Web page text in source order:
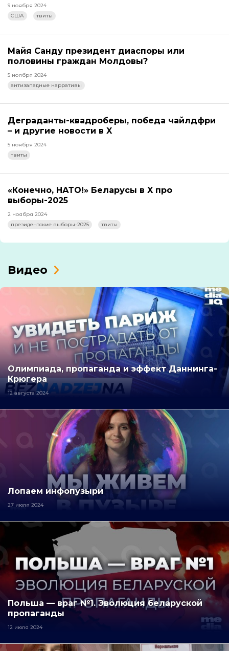
9 ноября 2024
США
твиты
Майя Санду президент диаспоры или
половины граждан Молдовы?
5 ноября 2024
антизападные нарративы
Деграданты-квадроберы, победа чайлдфри
– и другие новости в X
5 ноября 2024
твиты
«Конечно, НАТО!» Беларусы в X про
выборы-2025
2 ноября 2024
президентские выборы-2025
твиты
Видео
Олимпиада, пропаганда и эффект Даннинга-
Крюгера
12 августа 2024
Лопаем инфопузыри
27 июля 2024
Польша — враг №1. Эволюция беларуской
пропаганды
12 июля 2024